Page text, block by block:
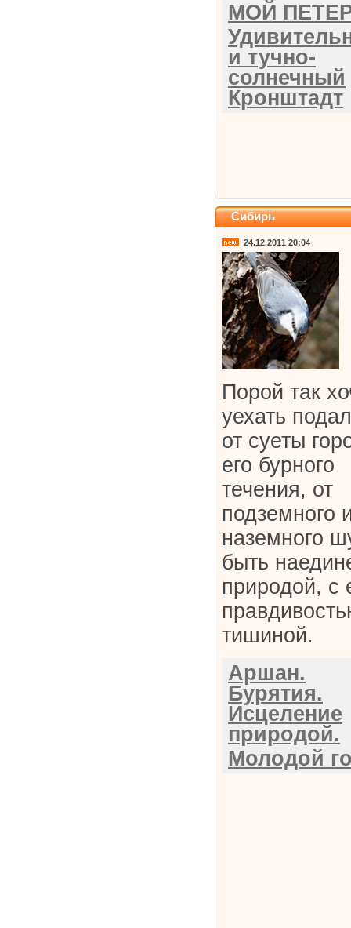
МОЙ
и тучно-
солнечный
Кронштадт
Сибирь
24.12.2011 20:04
Порой так
уехать
от суеты
его бурного
течения, от
подземного
наземного
быть
природой, с
тишиной.
Аршан.
Бурятия.
Исцеление
природой.
Молодой